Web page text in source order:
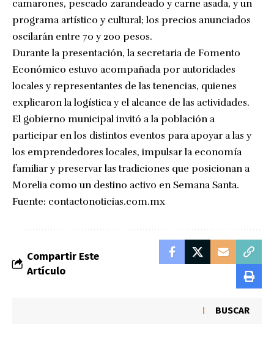
camarones, pescado zarandeado y carne asada, y un
programa artístico y cultural; los precios anunciados
oscilarán entre 70 y 200 pesos.
Durante la presentación, la secretaria de Fomento
Económico estuvo acompañada por autoridades
locales y representantes de las tenencias, quienes
explicaron la logística y el alcance de las actividades.
El gobierno municipal invitó a la población a
participar en los distintos eventos para apoyar a las y
los emprendedores locales, impulsar la economía
familiar y preservar las tradiciones que posicionan a
Morelia como un destino activo en Semana Santa.
Fuente: contactonoticias.com.mx
Compartir Este
Artículo
BUSCAR